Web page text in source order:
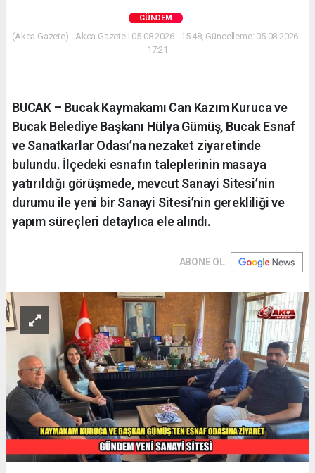
GÜNDEM
(Akca Gazete) - Akca Gazete | 05.08.2026 - 15:48, Güncelleme: 05.08.2026 -
17:21
BUCAK – Bucak Kaymakamı Can Kazım Kuruca ve
Bucak Belediye Başkanı Hülya Gümüş, Bucak Esnaf
ve Sanatkarlar Odası’na nezaket ziyaretinde
bulundu. İlçedeki esnafın taleplerinin masaya
yatırıldığı görüşmede, mevcut Sanayi Sitesi’nin
durumu ile yeni bir Sanayi Sitesi’nin gerekliliği ve
yapım süreçleri detaylıca ele alındı.
ABONE OL